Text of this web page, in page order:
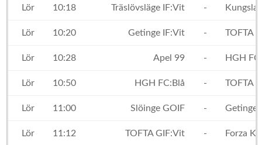
Lör 10:18 Träslövsläge IF:Vit -
Lör 10:20 Getinge IF:Vit - TOFTA
Lör 10:28 Apel 99 - HGH
Lör 10:50 HGH FC:Blå - TOFTA
Lör 11:00 Slöinge GOIF - Getinge
Lör 11:12 TOFTA GIF:Vit - Forza